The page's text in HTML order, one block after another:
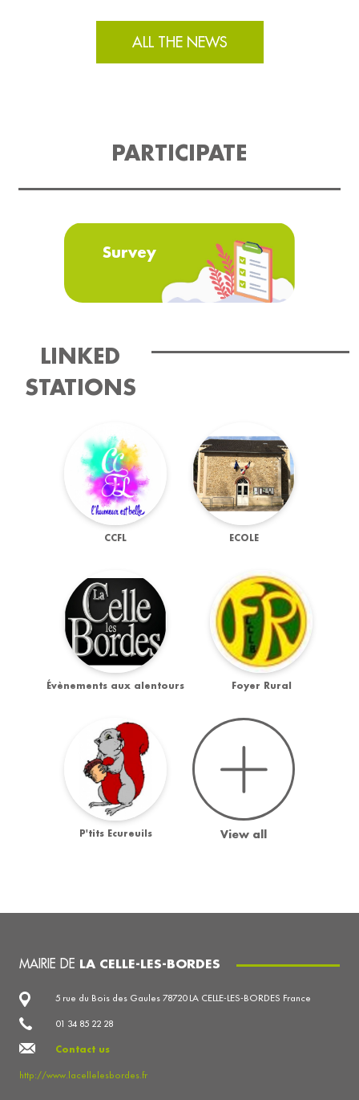
ALL THE NEWS
PARTICIPATE
Survey
LINKED
STATIONS
CCFL ECOLE
Évènements aux alentours Foyer Rural
P'tits Ecureuils View all
MAIRIE DE LA CELLE-LES-BORDES
5 rue du Bois des Gaules 78720 LA CELLE-LES-BORDES France
01 34 85 22 28
Contact us
http://www.lacellelesbordes.fr